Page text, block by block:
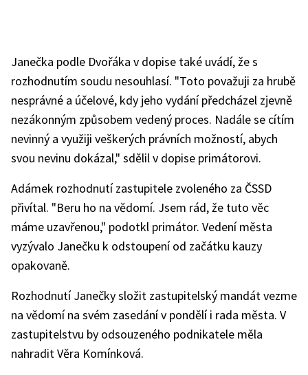
Janečka podle Dvořáka v dopise také uvádí, že s
rozhodnutím soudu nesouhlasí. "Toto považuji za hrubě
nesprávné a účelové, kdy jeho vydání předcházel zjevně
nezákonným způsobem vedený proces. Nadále se cítím
nevinný a využiji veškerých právních možností, abych
svou nevinu dokázal," sdělil v dopise primátorovi.
Adámek rozhodnutí zastupitele zvoleného za ČSSD
přivítal. "Beru ho na vědomí. Jsem rád, že tuto věc
máme uzavřenou," podotkl primátor. Vedení města
vyzývalo Janečku k odstoupení od začátku kauzy
opakovaně.
Rozhodnutí Janečky složit zastupitelský mandát vezme
na vědomí na svém zasedání v pondělí i rada města. V
zastupitelstvu by odsouzeného podnikatele měla
nahradit Věra Komínková.